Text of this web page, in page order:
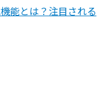
能とは？注目される